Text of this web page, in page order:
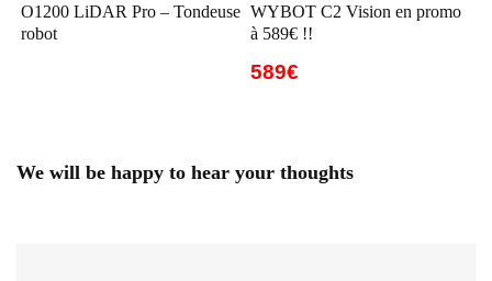
O1200 LiDAR Pro – Tondeuse
robot
WYBOT C2 Vision en promo
à 589€ !!
589€
We will be happy to hear your thoughts